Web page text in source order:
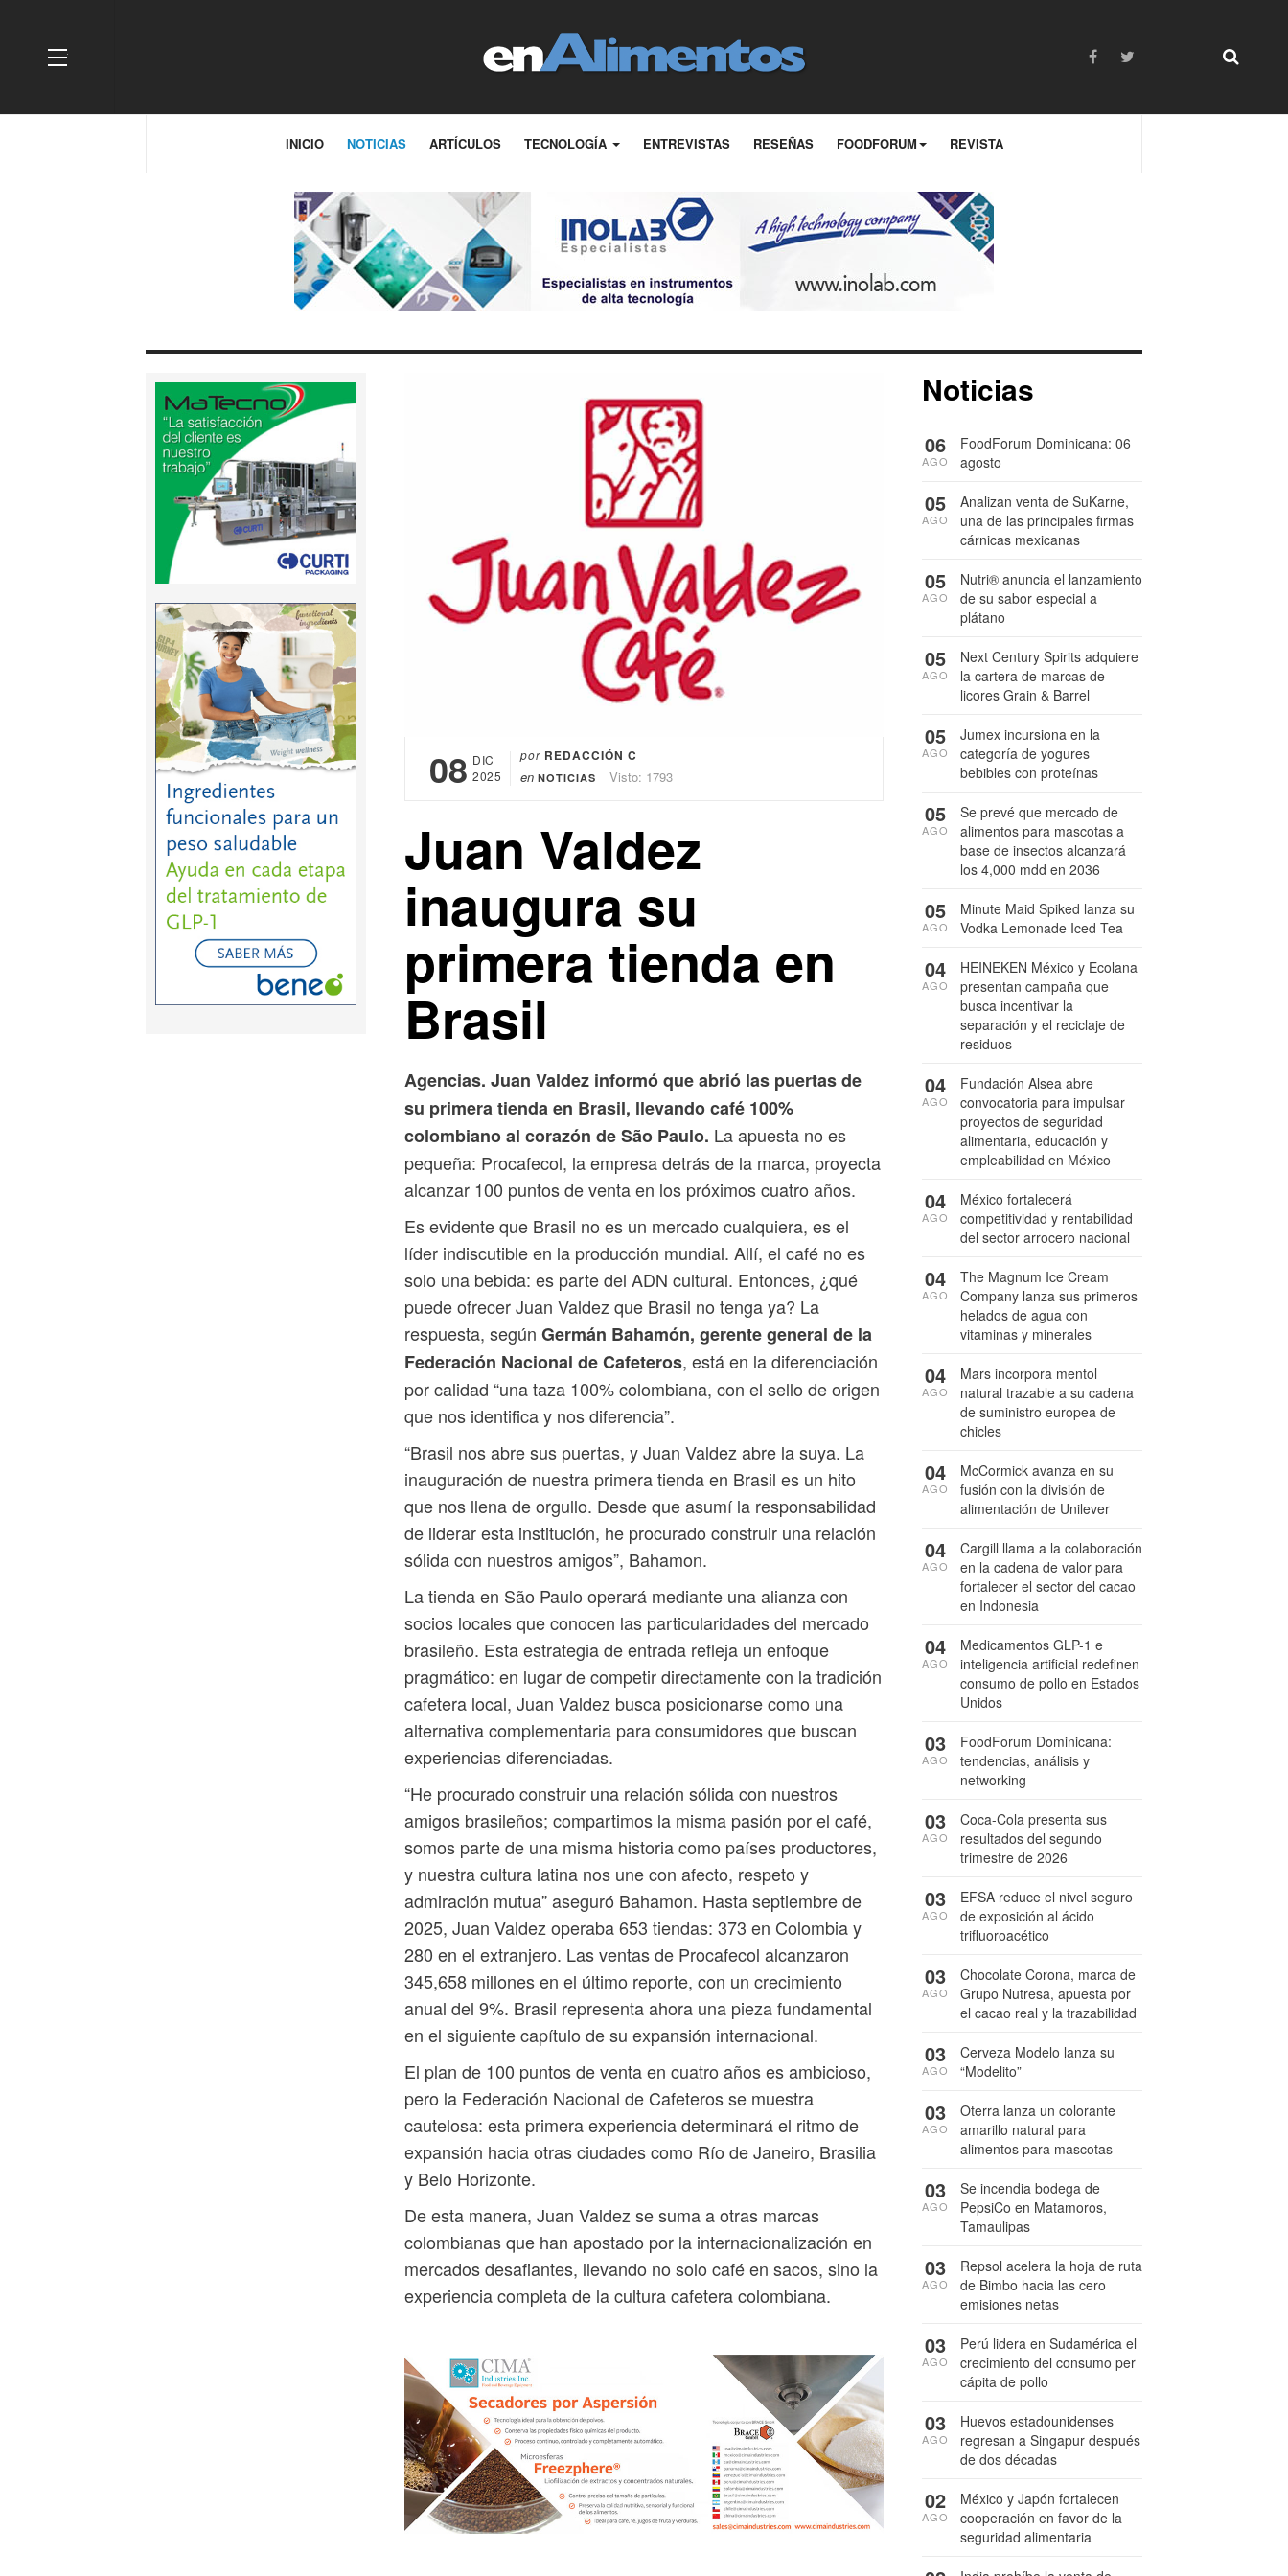
OFF CANVAS
INICIO NOTICIAS ARTÍCULOS TECNOLOGÍA ENTREVISTAS RESEÑAS FOODFORUM REVISTA
08 DIC
2025
por REDACCIÓN C
en NOTICIAS Visto: 1793
Juan Valdez
inaugura su
primera tienda en
Brasil
Agencias. Juan Valdez informó que abrió las puertas de
su primera tienda en Brasil, llevando café 100%
colombiano al corazón de São Paulo. La apuesta no es
pequeña: Procafecol, la empresa detrás de la marca, proyecta
alcanzar 100 puntos de venta en los próximos cuatro años.
Es evidente que Brasil no es un mercado cualquiera, es el
líder indiscutible en la producción mundial. Allí, el café no es
solo una bebida: es parte del ADN cultural. Entonces, ¿qué
puede ofrecer Juan Valdez que Brasil no tenga ya? La
respuesta, según Germán Bahamón, gerente general de la
Federación Nacional de Cafeteros, está en la diferenciación
por calidad “una taza 100% colombiana, con el sello de origen
que nos identifica y nos diferencia”.
“Brasil nos abre sus puertas, y Juan Valdez abre la suya. La
inauguración de nuestra primera tienda en Brasil es un hito
que nos llena de orgullo. Desde que asumí la responsabilidad
de liderar esta institución, he procurado construir una relación
sólida con nuestros amigos”, Bahamon.
La tienda en São Paulo operará mediante una alianza con
socios locales que conocen las particularidades del mercado
brasileño. Esta estrategia de entrada refleja un enfoque
pragmático: en lugar de competir directamente con la tradición
cafetera local, Juan Valdez busca posicionarse como una
alternativa complementaria para consumidores que buscan
experiencias diferenciadas.
“He procurado construir una relación sólida con nuestros
amigos brasileños; compartimos la misma pasión por el café,
somos parte de una misma historia como países productores,
y nuestra cultura latina nos une con afecto, respeto y
admiración mutua” aseguró Bahamon. Hasta septiembre de
2025, Juan Valdez operaba 653 tiendas: 373 en Colombia y
280 en el extranjero. Las ventas de Procafecol alcanzaron
345,658 millones en el último reporte, con un crecimiento
anual del 9%. Brasil representa ahora una pieza fundamental
en el siguiente capítulo de su expansión internacional.
El plan de 100 puntos de venta en cuatro años es ambicioso,
pero la Federación Nacional de Cafeteros se muestra
cautelosa: esta primera experiencia determinará el ritmo de
expansión hacia otras ciudades como Río de Janeiro, Brasilia
y Belo Horizonte.
De esta manera, Juan Valdez se suma a otras marcas
colombianas que han apostado por la internacionalización en
mercados desafiantes, llevando no solo café en sacos, sino la
experiencia completa de la cultura cafetera colombiana.
Noticias
FoodForum Dominicana: 06
agosto
06
AGO
Analizan venta de SuKarne,
una de las principales firmas
cárnicas mexicanas
05
AGO
Nutri® anuncia el lanzamiento
de su sabor especial a
plátano
05
AGO
Next Century Spirits adquiere
la cartera de marcas de
licores Grain & Barrel
05
AGO
Jumex incursiona en la
categoría de yogures
bebibles con proteínas
05
AGO
Se prevé que mercado de
alimentos para mascotas a
base de insectos alcanzará
los 4,000 mdd en 2036
05
AGO
Minute Maid Spiked lanza su
Vodka Lemonade Iced Tea
05
AGO
HEINEKEN México y Ecolana
presentan campaña que
busca incentivar la
separación y el reciclaje de
residuos
04
AGO
Fundación Alsea abre
convocatoria para impulsar
proyectos de seguridad
alimentaria, educación y
empleabilidad en México
04
AGO
México fortalecerá
competitividad y rentabilidad
del sector arrocero nacional
04
AGO
The Magnum Ice Cream
Company lanza sus primeros
helados de agua con
vitaminas y minerales
04
AGO
Mars incorpora mentol
natural trazable a su cadena
de suministro europea de
chicles
04
AGO
McCormick avanza en su
fusión con la división de
alimentación de Unilever
04
AGO
Cargill llama a la colaboración
en la cadena de valor para
fortalecer el sector del cacao
en Indonesia
04
AGO
Medicamentos GLP-1 e
inteligencia artificial redefinen
consumo de pollo en Estados
Unidos
04
AGO
FoodForum Dominicana:
tendencias, análisis y
networking
03
AGO
Coca-Cola presenta sus
resultados del segundo
trimestre de 2026
03
AGO
EFSA reduce el nivel seguro
de exposición al ácido
trifluoroacético
03
AGO
Chocolate Corona, marca de
Grupo Nutresa, apuesta por
el cacao real y la trazabilidad
03
AGO
Cerveza Modelo lanza su
“Modelito”
03
AGO
Oterra lanza un colorante
amarillo natural para
alimentos para mascotas
03
AGO
Se incendia bodega de
PepsiCo en Matamoros,
Tamaulipas
03
AGO
Repsol acelera la hoja de ruta
de Bimbo hacia las cero
emisiones netas
03
AGO
Perú lidera en Sudamérica el
crecimiento del consumo per
cápita de pollo
03
AGO
Huevos estadounidenses
regresan a Singapur después
de dos décadas
03
AGO
México y Japón fortalecen
cooperación en favor de la
seguridad alimentaria
02
AGO